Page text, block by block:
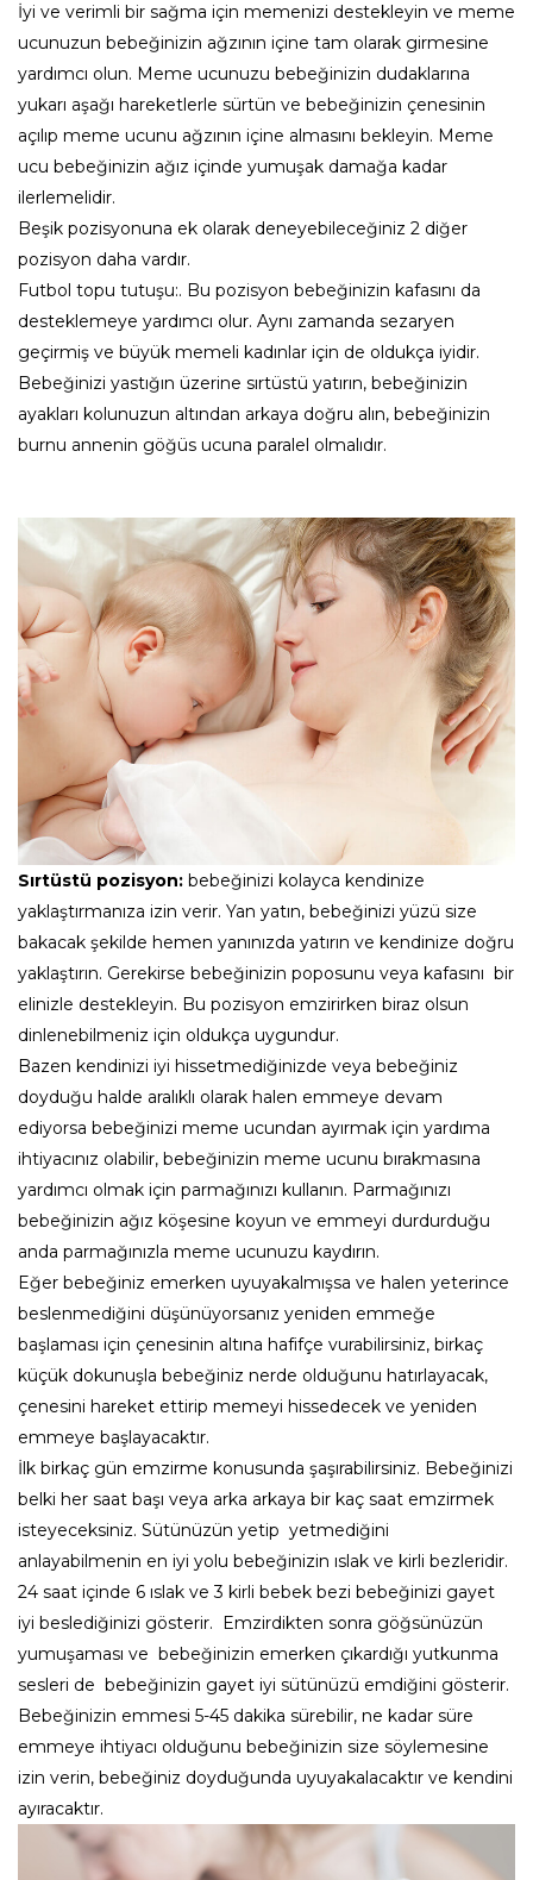
İyi ve verimli bir sağma için memenizi destekleyin ve meme
ucunuzun bebeğinizin ağzının içine tam olarak girmesine
yardımcı olun. Meme ucunuzu bebeğinizin dudaklarına
yukarı aşağı hareketlerle sürtün ve bebeğinizin çenesinin
açılıp meme ucunu ağzının içine almasını bekleyin. Meme
ucu bebeğinizin ağız içinde yumuşak damağa kadar
ilerlemelidir.
Beşik pozisyonuna ek olarak deneyebileceğiniz 2 diğer
pozisyon daha vardır.
Futbol topu tutuşu:. Bu pozisyon bebeğinizin kafasını da
desteklemeye yardımcı olur. Aynı zamanda sezaryen
geçirmiş ve büyük memeli kadınlar için de oldukça iyidir.
Bebeğinizi yastığın üzerine sırtüstü yatırın, bebeğinizin
ayakları kolunuzun altından arkaya doğru alın, bebeğinizin
burnu annenin göğüs ucuna paralel olmalıdır.
Sırtüstü pozisyon: bebeğinizi kolayca kendinize
yaklaştırmanıza izin verir. Yan yatın, bebeğinizi yüzü size
bakacak şekilde hemen yanınızda yatırın ve kendinize doğru
yaklaştırın. Gerekirse bebeğinizin poposunu veya kafasını bir
elinizle destekleyin. Bu pozisyon emzirirken biraz olsun
dinlenebilmeniz için oldukça uygundur.
Bazen kendinizi iyi hissetmediğinizde veya bebeğiniz
doyduğu halde aralıklı olarak halen emmeye devam
ediyorsa bebeğinizi meme ucundan ayırmak için yardıma
ihtiyacınız olabilir, bebeğinizin meme ucunu bırakmasına
yardımcı olmak için parmağınızı kullanın. Parmağınızı
bebeğinizin ağız köşesine koyun ve emmeyi durdurduğu
anda parmağınızla meme ucunuzu kaydırın.
Eğer bebeğiniz emerken uyuyakalmışsa ve halen yeterince
beslenmediğini düşünüyorsanız yeniden emmeğe
başlaması için çenesinin altına hafifçe vurabilirsiniz, birkaç
küçük dokunuşla bebeğiniz nerde olduğunu hatırlayacak,
çenesini hareket ettirip memeyi hissedecek ve yeniden
emmeye başlayacaktır.
İlk birkaç gün emzirme konusunda şaşırabilirsiniz. Bebeğinizi
belki her saat başı veya arka arkaya bir kaç saat emzirmek
isteyeceksiniz. Sütünüzün yetip yetmediğini
anlayabilmenin en iyi yolu bebeğinizin ıslak ve kirli bezleridir.
24 saat içinde 6 ıslak ve 3 kirli bebek bezi bebeğinizi gayet
iyi beslediğinizi gösterir. Emzirdikten sonra göğsünüzün
yumuşaması ve bebeğinizin emerken çıkardığı yutkunma
sesleri de bebeğinizin gayet iyi sütünüzü emdiğini gösterir.
Bebeğinizin emmesi 5-45 dakika sürebilir, ne kadar süre
emmeye ihtiyacı olduğunu bebeğinizin size söylemesine
izin verin, bebeğiniz doyduğunda uyuyakalacaktır ve kendini
ayıracaktır.